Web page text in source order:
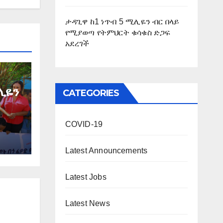
ታዳጊዋ ከ1 ነጥብ 5 ሚሊዬን ብር በላይ
የሚያወጣ የትምህርት ቁሳቁስ ድጋፍ
አደረገች
CATEGORIES
COVID-19
Latest Announcements
Latest Jobs
Latest News